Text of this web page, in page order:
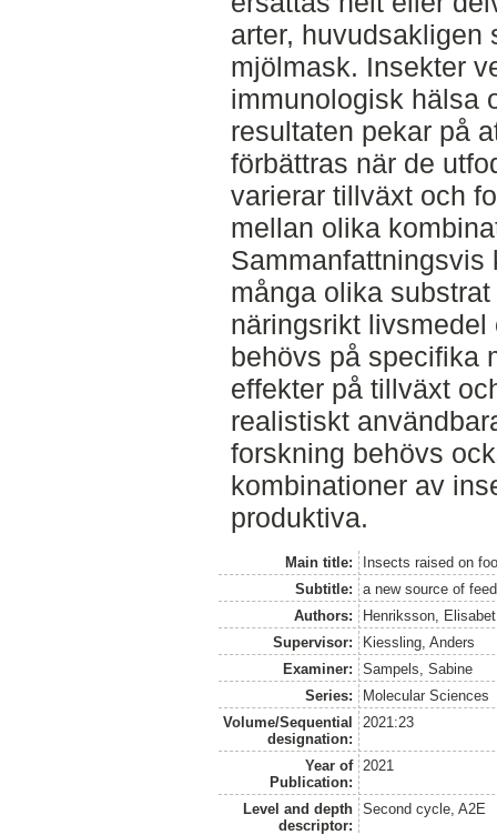
arter, huvudsakligen
mjölmask. Insekter
immunologisk hälsa
resultaten pekar på
förbättras när de
varierar tillväxt och
mellan olika
Sammanfattningsvis
många olika
näringsrikt
behövs på specifika
effekter på tillväxt
realistiskt
forskning behövs
kombinationer av
produktiva.
Main title:
Insects raised on
Subtitle:
a new source of
Authors:
Henriksson, Elisabet
Supervisor:
Kiessling, Anders
Examiner:
Sampels, Sabine
Series:
Molecular Sciences
Volume/Sequential
designation:
2021:23
Year of
Publication:
2021
Level and depth
descriptor:
Second cycle, A2E